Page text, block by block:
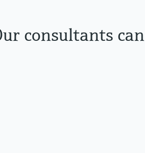
consultants can